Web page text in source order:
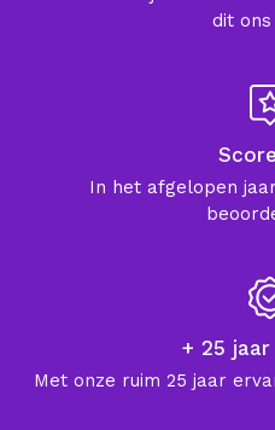
dit ons
In het afgelopen
+ 25
Met onze ruim 25 jaar